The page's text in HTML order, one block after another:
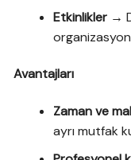
Etkinlikler →
Avantajları
Zaman ve
ayrı mutfak